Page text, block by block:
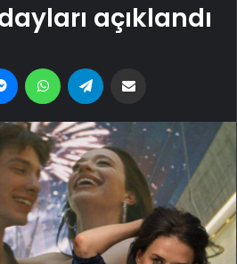
açıklandı
MessengerWhatsApp